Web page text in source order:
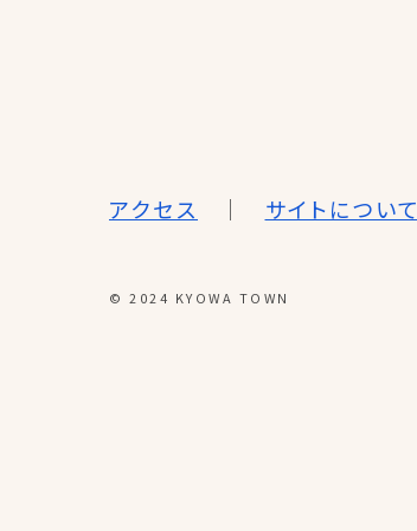
アクセス サイトについて
© 2024 KYOWA TOWN